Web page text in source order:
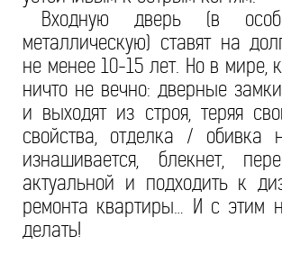
Входную дверь (в
металлическую) ставят на
не менее 10-15 лет. Но в мире,
ничто не вечно: дверные
и выходят из строя, теряя
свойства, отделка / обивка
изнашивается, блекнет,
актуальной и подходить к
ремонта квартиры… И с этим
делать!